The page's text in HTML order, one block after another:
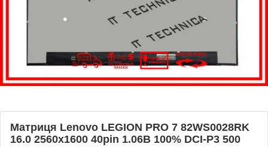
Матриця Lenovo LEGION PRO 7 82WS0028RK
16.0 2560x1600 40pin 1.06B 100% DCI-P3 500